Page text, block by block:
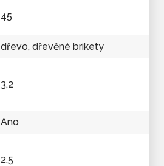
45
dřevo, dřevěné brikety
3,2
Ano
2,5